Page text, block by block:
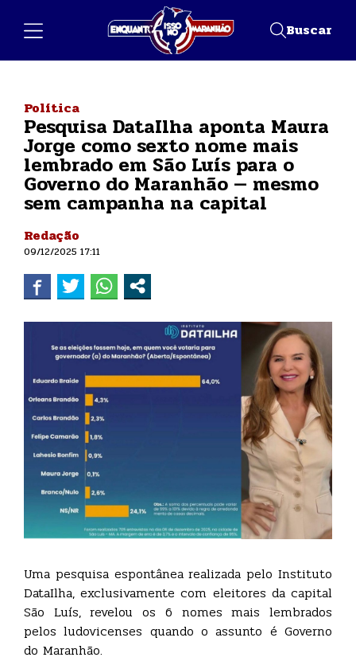
Buscar
Política
Pesquisa DataIlha aponta Maura
Jorge como sexto nome mais
lembrado em São Luís para o
Governo do Maranhão — mesmo
sem campanha na capital
Redação
09/12/2025 17:11
Uma pesquisa espontânea realizada pelo Instituto
DataIlha, exclusivamente com eleitores da capital
São Luís, revelou os 6 nomes mais lembrados
pelos ludovicenses quando o assunto é Governo
do Maranhão.